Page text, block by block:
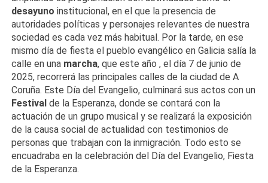
desayuno institucional, en el que la presencia de
autoridades políticas y personajes relevantes de nuestra
sociedad es cada vez más habitual. Por la tarde, en ese
mismo día de fiesta el pueblo evangélico en Galicia salía la
calle en una marcha, que este año , el día 7 de junio de
2025, recorrerá las principales calles de la ciudad de A
Coruña. Este Día del Evangelio, culminará sus actos con un
Festival de la Esperanza, donde se contará con la
actuación de un grupo musical y se realizará la exposición
de la causa social de actualidad con testimonios de
personas que trabajan con la inmigración. Todo esto se
encuadraba en la celebración del Día del Evangelio, Fiesta
de la Esperanza.